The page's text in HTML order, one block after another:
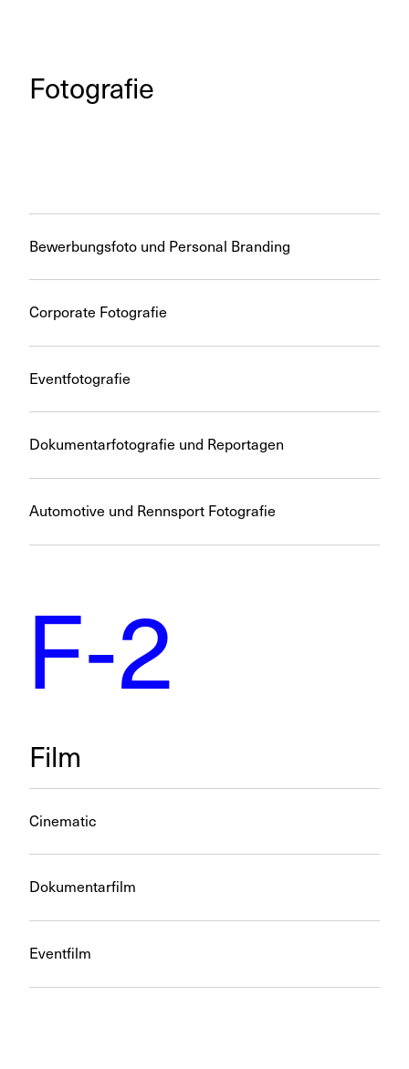
Fotografie
Bewerbungsfoto und Personal Branding
Corporate Fotografie
Eventfotografie
Dokumentarfotografie und Reportagen
Automotive und Rennsport Fotografie
F-2
Film
Cinematic
Dokumentarfilm
Eventfilm